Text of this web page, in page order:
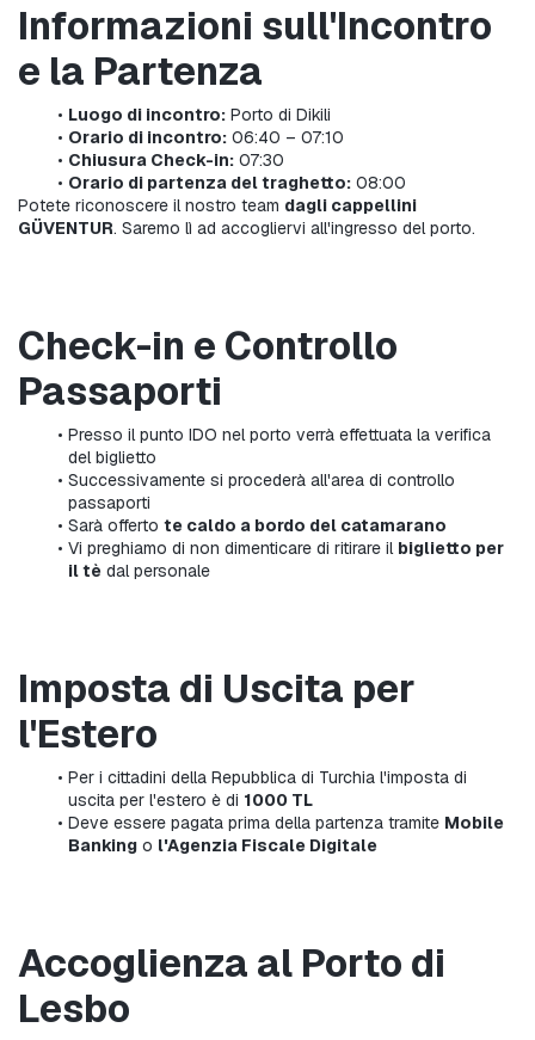
Informazioni sull'Incontro
e la Partenza
Luogo di incontro: Porto di Dikili
Orario di incontro: 06:40 – 07:10
Chiusura Check-in: 07:30
Orario di partenza del traghetto: 08:00
Potete riconoscere il nostro team dagli cappellini
GÜVENTUR. Saremo lì ad accogliervi all'ingresso del porto.
Check-in e Controllo
Passaporti
Presso il punto IDO nel porto verrà effettuata la verifica
del biglietto
Successivamente si procederà all'area di controllo
passaporti
Sarà offerto te caldo a bordo del catamarano
Vi preghiamo di non dimenticare di ritirare il biglietto per
il tè dal personale
Imposta di Uscita per
l'Estero
Per i cittadini della Repubblica di Turchia l'imposta di
uscita per l'estero è di 1000 TL
Deve essere pagata prima della partenza tramite Mobile
Banking o l'Agenzia Fiscale Digitale
Accoglienza al Porto di
Lesbo